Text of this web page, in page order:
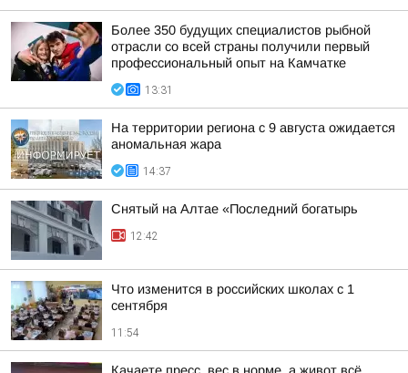
Более 350 будущих специалистов рыбной
отрасли со всей страны получили первый
профессиональный опыт на Камчатке
13:31
На территории региона с 9 августа ожидается
аномальная жара
14:37
Снятый на Алтае «Последний богатырь
12:42
Что изменится в российских школах с 1
сентября
11:54